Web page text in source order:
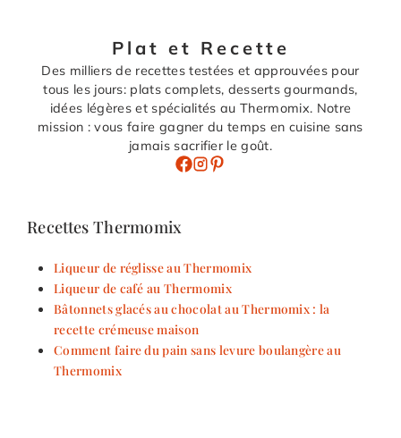
Plat et Recette
Des milliers de recettes testées et approuvées pour
tous les jours: plats complets, desserts gourmands,
idées légères et spécialités au Thermomix. Notre
mission : vous faire gagner du temps en cuisine sans
jamais sacrifier le goût.
Recettes Thermomix
Liqueur de réglisse au Thermomix
Liqueur de café au Thermomix
Bâtonnets glacés au chocolat au Thermomix : la
recette crémeuse maison
Comment faire du pain sans levure boulangère au
Thermomix